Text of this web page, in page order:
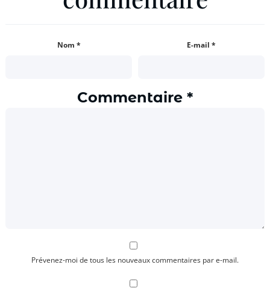
Nom * E-mail *
Commentaire *
Prévenez-moi de tous les nouveaux commentaires par e-mail.